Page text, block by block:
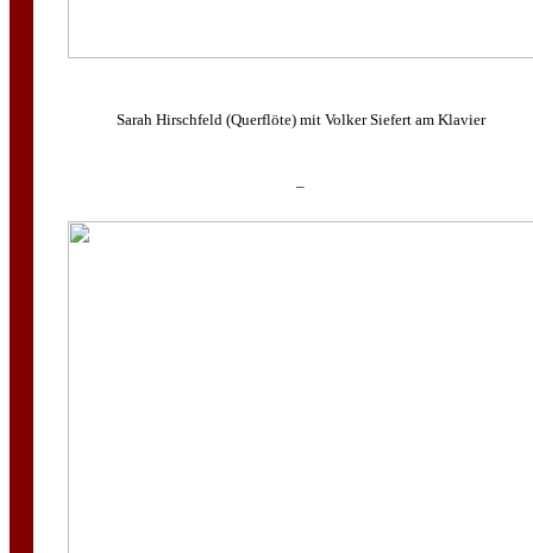
Sarah Hirschfeld (Querflöte) mit Volker Siefert am Klavier
–